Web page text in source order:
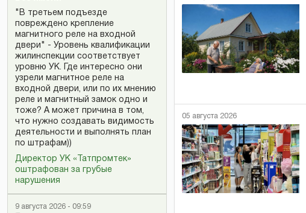
"В третьем подъезде
повреждено крепление
магнитного реле на входной
двери" - Уровень квалификации
жилинспекции соответствует
уровню УК. Где интересно они
узрели магнитное реле на
входной двери, или по их мнению
реле и магнитный замок одно и
тоже? А может причина в том,
что нужно создавать видимость
деятельности и выполнять план
по штрафам))
Директор УК «Татпромтек»
оштрафован за грубые
нарушения
9 августа 2026 - 09:59
05 августа 2026